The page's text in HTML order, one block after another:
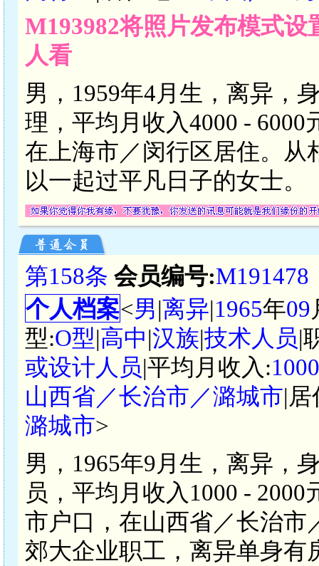
M193982将照片发布模式
人看
男，1959年4月生，离异，
理，平均月收入4000 -
在上海市／闵行区居住。
以一起过平凡日子的女士。
第158条 会员编号:M191478
个人档案<男|离异|1965年09
型:O型|高中|汉族|技术人员|
或设计人员|平均月收入:
山西省／长治市／潞城市|居
潞城市>
男，1965年9月生，离异，
员，平均月收入1000 -
市户口，在山西省／长治市
郊大企业职工，离异单身有